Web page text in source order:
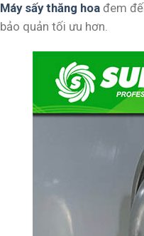
Máy sấy thăng hoađem
bảo quản tối ưu hơn.